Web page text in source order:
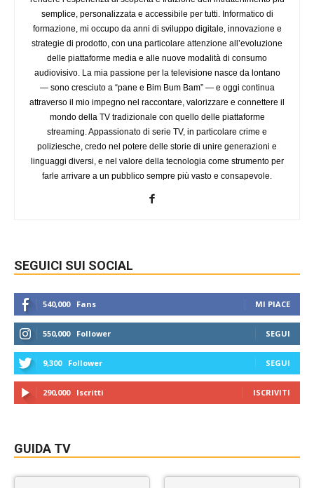
semplice, personalizzata e accessibile per tutti. Informatico di
formazione, mi occupo da anni di sviluppo digitale, innovazione e
strategie di prodotto, con una particolare attenzione all’evoluzione
delle piattaforme media e alle nuove modalità di consumo
audiovisivo. La mia passione per la televisione nasce da lontano
— sono cresciuto a “pane e Bim Bum Bam” — e oggi continua
attraverso il mio impegno nel raccontare, valorizzare e connettere il
mondo della TV tradizionale con quello delle piattaforme
streaming. Appassionato di serie TV, in particolare crime e
poliziesche, credo nel potere delle storie di unire generazioni e
linguaggi diversi, e nel valore della tecnologia come strumento per
farle arrivare a un pubblico sempre più vasto e consapevole.
SEGUICI SUI SOCIAL
540,000 Fans MI PIACE
550,000 Follower SEGUI
9,300 Follower SEGUI
290,000 Iscritti ISCRIVITI
GUIDA TV